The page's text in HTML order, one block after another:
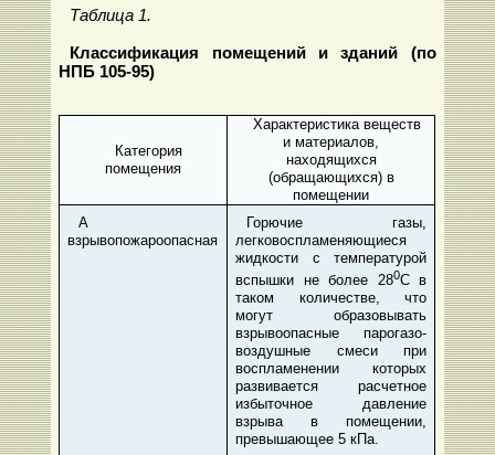
Таблица 1.
Классификация помещений и зданий (по
НПБ 105-95)
Категория
помещения
Характеристика веществ
и материалов,
находящихся
(обращающихся) в
помещении
А
взрывопожароопасная
Горючие газы,
легковоспламеняющиеся
жидкости с температурой
вспышки не более 280С в
таком количестве, что
могут образовывать
взрывоопасные парогазо-
воздушные смеси при
воспламенении которых
развивается расчетное
избыточное давление
взрыва в помещении,
превышающее 5 кПа.